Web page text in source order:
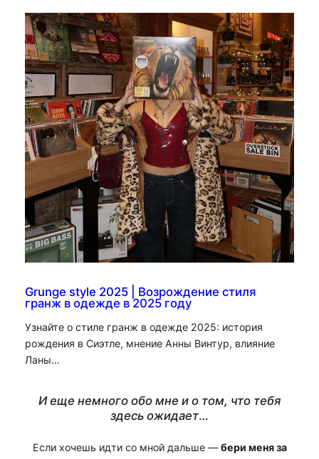
Grunge style 2025 | Возрождение стиля
гранж в одежде в 2025 году
Узнайте о стиле гранж в одежде 2025: история
рождения в Сиэтле, мнение Анны Винтур, влияние
Ланы…
И еще немного обо мне и о том, что тебя
здесь ожидает…
Если хочешь идти со мной дальше —бери меня за